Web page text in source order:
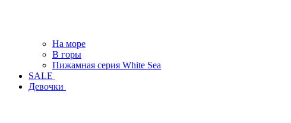
На море
В горы
Пижамная серия White Sea
SALE
Девочки